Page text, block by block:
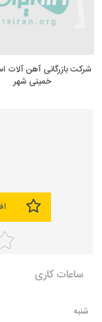
شرکت بازرگانی آهن آلات
خمینی شهر
ساعات کاری
شنبه